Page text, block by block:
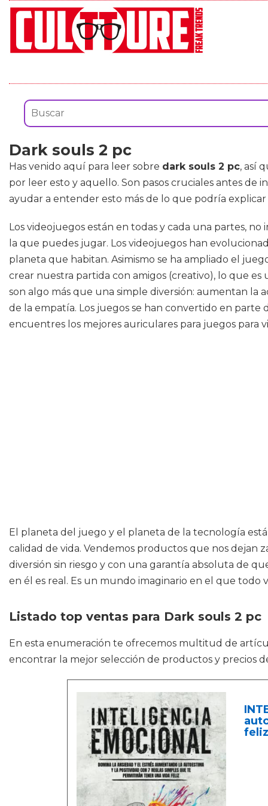
Dark souls 2 pc
Has venido aquí para leer sobre dark souls 2 pc, así
por leer esto y aquello. Son pasos cruciales antes
ayudar a entender esto más de lo que podría
Los videojuegos están en todas y cada una partes,
la que puedes jugar. Los videojuegos han
planeta que habitan. Asimismo se ha ampliado el
crear nuestra partida con amigos (creativo), lo que
son algo más que una simple diversión: aumentan la
de la empatía. Los juegos se han convertido en parte
encuentres los mejores auriculares para juegos para
El planeta del juego y el planeta de la tecnología
calidad de vida. Vendemos productos que nos
diversión sin riesgo y con una garantía absoluta de
en él es real. Es un mundo imaginario en el que todo
Listado top ventas para Dark souls 2 pc
En esta enumeración te ofrecemos multitud de
encontrar la mejor selección de productos y precios
feliz